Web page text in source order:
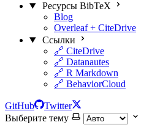
Ресурсы BibTeX
Blog
Overleaf + CiteDrive
Ссылки
🔗 CiteDrive
🔗 Datanautes
🔗 R Markdown
🔗 BehaviorCloud
GitHub
Twitter
Выберите тему